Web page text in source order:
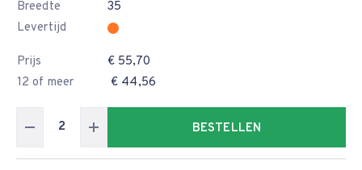
Breedte
35
Levertijd
Prijs
€ 55,70
12 of meer
€ 44,56
BESTELLEN